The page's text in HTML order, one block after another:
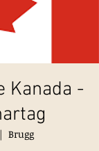
Kanada -
Brugg